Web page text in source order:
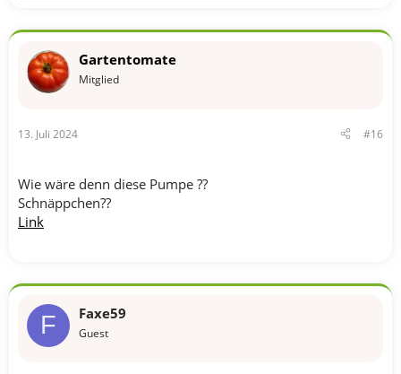
k
o
:
Gartentomate
Mitglied
13. Juli 2024 #16
Wie wäre denn diese Pumpe ??
Schnäppchen??
Link
F Faxe59
Guest